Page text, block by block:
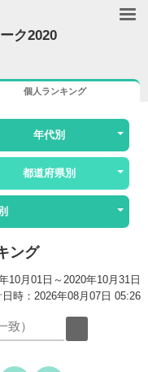
ク2020
個人ランキング
年代別
都道府県別
ング
10月01日～2020年10月31日
日時：2026年08月07日 05:26